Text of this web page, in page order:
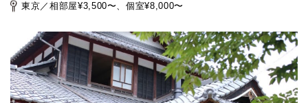
東京／相部屋¥3,500〜、個室¥8,000〜